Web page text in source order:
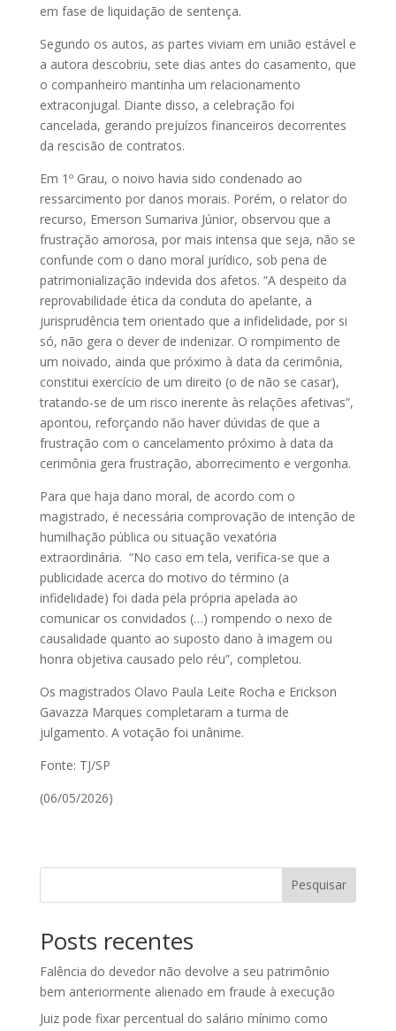
em fase de liquidação de sentença.
Segundo os autos, as partes viviam em união estável e
a autora descobriu, sete dias antes do casamento, que
o companheiro mantinha um relacionamento
extraconjugal. Diante disso, a celebração foi
cancelada, gerando prejuízos financeiros decorrentes
da rescisão de contratos.
Em 1º Grau, o noivo havia sido condenado ao
ressarcimento por danos morais. Porém, o relator do
recurso, Emerson Sumariva Júnior, observou que a
frustração amorosa, por mais intensa que seja, não se
confunde com o dano moral jurídico, sob pena de
patrimonialização indevida dos afetos. “A despeito da
reprovabilidade ética da conduta do apelante, a
jurisprudência tem orientado que a infidelidade, por si
só, não gera o dever de indenizar. O rompimento de
um noivado, ainda que próximo à data da cerimônia,
constitui exercício de um direito (o de não se casar),
tratando-se de um risco inerente às relações afetivas”,
apontou, reforçando não haver dúvidas de que a
frustração com o cancelamento próximo à data da
cerimônia gera frustração, aborrecimento e vergonha.
Para que haja dano moral, de acordo com o
magistrado, é necessária comprovação de intenção de
humilhação pública ou situação vexatória
extraordinária. “No caso em tela, verifica-se que a
publicidade acerca do motivo do término (a
infidelidade) foi dada pela própria apelada ao
comunicar os convidados (…) rompendo o nexo de
causalidade quanto ao suposto dano à imagem ou
honra objetiva causado pelo réu”, completou.
Os magistrados Olavo Paula Leite Rocha e Erickson
Gavazza Marques completaram a turma de
julgamento. A votação foi unânime.
Fonte: TJ/SP
(06/05/2026)
Pesquisar
Posts recentes
Falência do devedor não devolve a seu patrimônio
bem anteriormente alienado em fraude à execução
Juiz pode fixar percentual do salário mínimo como